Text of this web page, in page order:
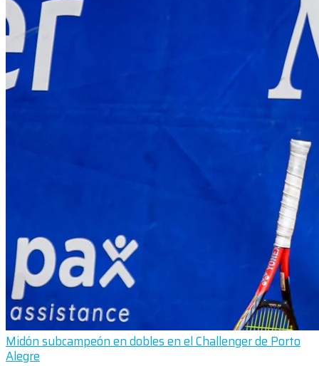
Midón subcampeón en dobles en el Challenger de Porto
Alegre